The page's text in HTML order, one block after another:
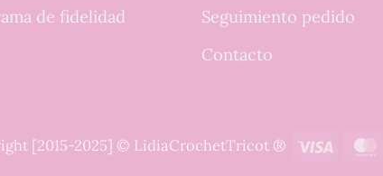
de fidelidad
Seguimiento pedido
Contacto
[2015-2025] © LidiaCrochetTricot ® Visa